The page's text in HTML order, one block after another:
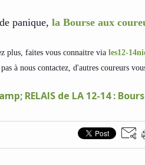
panique, la Bourse aux
plus, faites vous connaitre via les12-
à nous contactez, d'autres coureurs